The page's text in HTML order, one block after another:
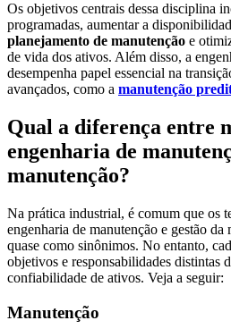
Os objetivos centrais dessa disciplina
programadas, aumentar a
planejamento de manutenção e
de vida dos ativos. Além disso, a
desempenha papel essencial na
avançados, como a manutenção
Qual a diferença entre
engenharia de
manutenção?
Na prática industrial, é comum que os
engenharia de manutenção e gestão da
quase como sinônimos. No entanto,
objetivos e responsabilidades distintas
confiabilidade de ativos. Veja a seguir:
Manutenção